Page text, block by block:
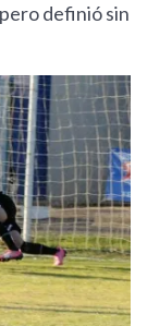
definió sin